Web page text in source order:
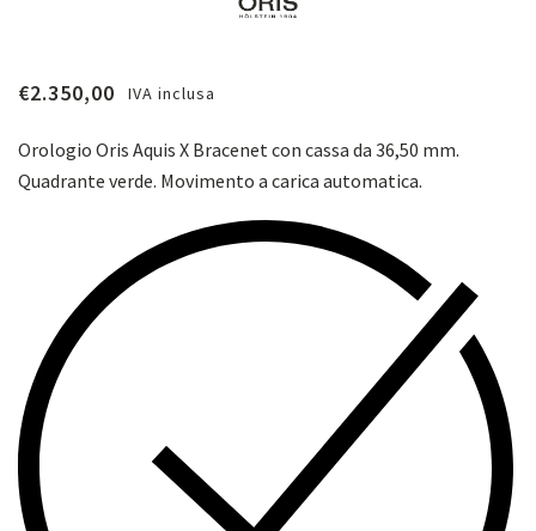
€2.350,00 IVA inclusa
Orologio Oris Aquis X Bracenet con cassa da 36,50 mm.
Quadrante verde. Movimento a carica automatica.